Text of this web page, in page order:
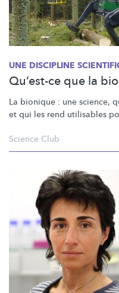
UNE DISCIPLINE
Qu’est-ce que la
La bionique : une science,
et qui les rend utilisables
Science Club